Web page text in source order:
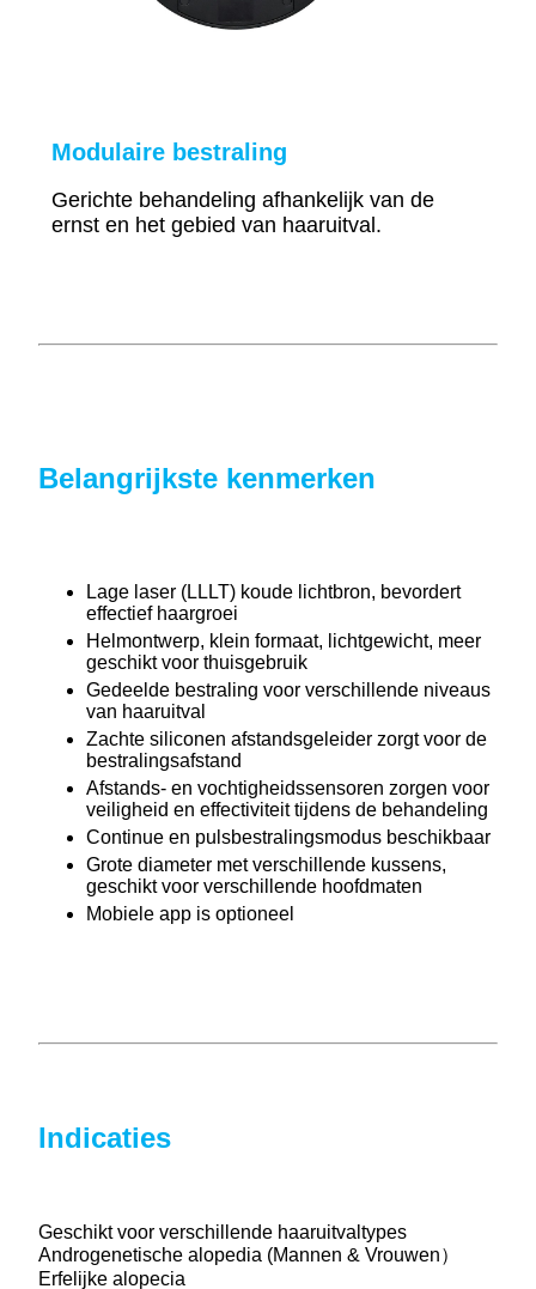
Modulaire bestraling
Gerichte behandeling afhankelijk van de
ernst en het gebied van haaruitval.
Belangrijkste kenmerken
Lage laser (LLLT) koude lichtbron, bevordert
effectief haargroei
Helmontwerp, klein formaat, lichtgewicht, meer
geschikt voor thuisgebruik
Gedeelde bestraling voor verschillende niveaus
van haaruitval
Zachte siliconen afstandsgeleider zorgt voor de
bestralingsafstand
Afstands- en vochtigheidssensoren zorgen voor
veiligheid en effectiviteit tijdens de behandeling
Continue en pulsbestralingsmodus beschikbaar
Grote diameter met verschillende kussens,
geschikt voor verschillende hoofdmaten
Mobiele app is optioneel
Indicaties
Geschikt voor verschillende haaruitvaltypes
Androgenetische alopedia (Mannen & Vrouwen）
Erfelijke alopecia